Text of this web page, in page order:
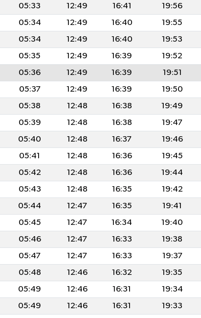
05:33 12:49 16:41 19:56
05:34 12:49 16:40 19:55
05:34 12:49 16:40 19:53
05:35 12:49 16:39 19:52
05:36 12:49 16:39 19:51
05:37 12:49 16:39 19:50
05:38 12:48 16:38 19:49
05:39 12:48 16:38 19:47
05:40 12:48 16:37 19:46
05:41 12:48 16:36 19:45
05:42 12:48 16:36 19:44
05:43 12:48 16:35 19:42
05:44 12:47 16:35 19:41
05:45 12:47 16:34 19:40
05:46 12:47 16:33 19:38
05:47 12:47 16:33 19:37
05:48 12:46 16:32 19:35
05:49 12:46 16:31 19:34
05:49 12:46 16:31 19:33